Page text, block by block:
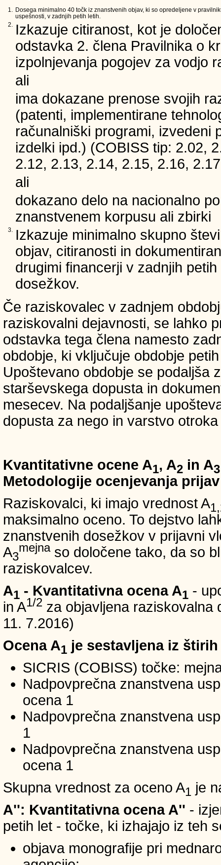
1.
Dosega minimalno 40 točk iz znanstvenih objav, ki so opredeljene v
uspešnosti, v zadnjih petih letih.
2.
Izkazuje citiranost, kot je
odstavka 2. člena Pravilnika o
izpolnjevanja pogojev za vodjo
ali
ima dokazane prenose svojih
(patenti, implementirane
računalniški programi, izvedeni
izdelki ipd.) (COBISS tip: 2.02,
2.12, 2.13, 2.14, 2.15, 2.16,
ali
dokazano delo na nacionalno
znanstvenem korpusu ali zbirki
3.
Izkazuje minimalno skupno
objav, citiranosti in
drugimi financerji v zadnjih
dosežkov.
Če raziskovalec v zadnjem
raziskovalni dejavnosti, se lahko
odstavka tega člena namesto
obdobje, ki vključuje obdobje
Upoštevano obdobje se podaljša
starševskega dopusta in
mesecev. Na podaljšanje
dopusta za nego in varstvo
Kvantitativne ocene A1, A2 in A3
Metodologije ocenjevanja
Raziskovalci, ki imajo vrednost A
maksimalno oceno. To dejstvo
znanstvenih dosežkov v prijavni
A3
mejnaso določene tako, da so
raziskovalcev.
A1 - Kvantitativna ocena A1 -
in A1/2 za objavljena raziskovalna
11. 7.2016)
Ocena A1 je sestavljena iz
SICRIS (COBISS) točke:
Nadpovprečna znanstvena
ocena 1
Nadpovprečna znanstvena
1
Nadpovprečna znanstvena
ocena 1
Skupna vrednost za oceno A1 je
A'': Kvantitativna ocena A'' -
petih let - točke, ki izhajajo iz teh
objava monografije pri